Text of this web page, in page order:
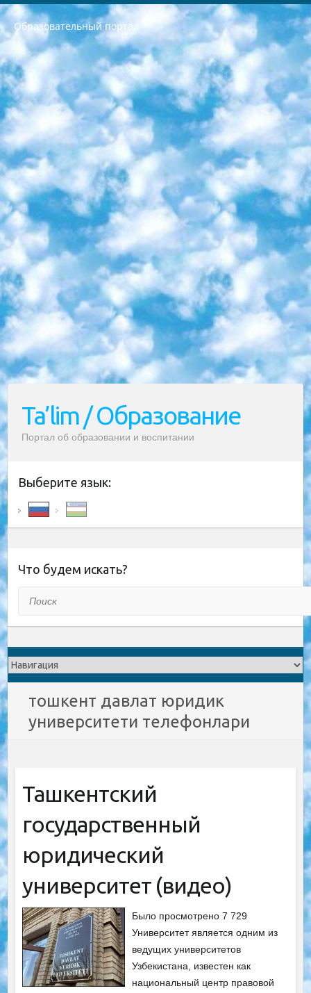
Образовательный портал
РЕСПУБЛИКА УЗБЕКИСТАН МИНИСТРЕРСТВО ДОШКОЛЬНОГО И ШКОЛЬНОГО ОБРАЗОВАНИЯ КОМАНДА в общеобразовательных учреждениях в 2023-2024 учебном году организация и проведение итоговой государственной аттестации обучающихся о Министра дошкольного и школьного образования Республики Узбекистан от 4 марта 2008 года (постановлением Минюста от 20 марта 2008 года № 1778 государственной регистрации) «Итоговое состояние учащихся общего среднего образования на основании положения об утверждении положения об аттестации общего среднего образования выпускной экзамен студентов в образовательных учреждениях в 2023-2024 учебном году В целях организации и прохождения аттестации приказываю: 1. Следующее: перечень предметов, по которым будет проводиться итоговая государственная аттестация и экзамен формы перевода согласно приложению 1; сертификаты международного образца, оценивающие уровень владения иностранными языками перечень согласно приложению 2; 2. Педагогический при специализированных образовательных учреждениях. научно-практический центр квалификации и международной оценки (Д.Давидова) 2024 г. До 25 марта: задания по предметам, по которым будет проводиться итоговая аттестация разработка и утверждение технических условий; итоговая аттестация на основании разработанного предметного задания разработка вопросов по предметам (устно и письменно), экзамен передача; общеобразовательные средние школы и специальные учебные заведения учащиеся выпускных классов школ и интернатов в агентской системе подготовка базы данных экзаменационных материалов и критериев оценки; перевод базы экзаменационных материалов на все языки обучения подать в Республиканский образовательный центр для изготовления; варианты экзаменов на основе разработанных контрольных материалов пусть будут поставлены задачи формирования. 3. Республиканский образовательный центр (Ш.Худайкулов) до 5 апреля 2024 года. до: база данных предоставленных экзаменационных материалов на все языки обучения перевод и экспертиза; для слепых, слабовидящих, глухих, слабослышащих и умственно отсталых детей учащиеся выпускных классов специализированных школ и школ-интернатов база данных экзаменационных материалов на всех преподаваемых языках подготовка критериев оценки; специализированные школы для умственно отсталых детей и технологии для учащихся выпускных классов школ-интернатов разработка соответствующих рекомендаций и критериев проведения ЕГЭ по естествознанию давать задания. 4. Педагогический при специализированных образовательных учреждениях. Научно-практический центр навыков и международной оценки (Д.Давидова), Республика образовательный центр (Худайкулов Ш.) итоговый государственный аттестационный экзамен ориентирован на творческое и логическое мышление при подготовке базы материалов учитывать введение заданий. 5. Следует отметить, что: сертификат государственного образца о знании общеобразовательного предмета и как минимум национальный уровень B1 по предметам на иностранных языках, указанным в Приложении 2. или международно признанный сертификат эквивалентного уровня студенты, изучающие определенный предмет, освобождаются от экзамена; по соответствующим предметам запланирована итоговая государственная аттестация за день до дня, путем жеребьевки Рабочей группой (в письменной форме по предметам, проводимым в форме) из числа сформированных вариантов выбрано 2 варианта; 2 выбранных варианта экзамена анонсированы на официальном сайте министерства и все выпускники по всей стране на основе этих вариантов проводит итоговую государственную аттестацию. 6. Государственное образование учащихся средних общеобразовательных учреждений. знания в соответствии с квалификационными требованиями, которые необходимо приобрести на основании стандартов итоговый (выпускной) контроль для 9 и 11 классов в целях тестирования Экзамены (далее – экзамены) состоят из предметов, перечисленных в приложении 1. будет сделано. 7. Экзамены пройдут с 26 мая по 15 июня 2024 г. (кроме науки физического воспитания). 8. Физическая для учащихся 9 классов общесредних образовательных учреждений. Экзамены по предмету «Образование, квалификация медицина» 1-6 мая 2024 года. сотрудники перевести под присмотр (с отклонениями в физическом или умственном развитии) специализированная школа для детей, школы-интернаты и со сколиозом школы-интернаты санаторного типа для больных детей исключены). 9. Он был слепым, слабовидящим и имел нарушения опорно-двигательного аппарата. экзамены в специализированных школах и интернатах для детей должны проводиться исходя из требований, предъявляемых к общеобразовательным учреждениям (физкультура кроме науки). 10. Специализированная школа для глухих и слабослышащих детей. и экзамены в интернатах и быть реализован в виде письменного теста по математике. 11. Специальность для умственно отсталых детей. Для 9 класса Родной язык и литературное письмо Государственный язык (язык обучения – узбекский). для неклассов) написано Математическое письмо Письменная/устная история Узбекистана Физическое воспитание практично Итоговый контроль Для 11 класса Написание родного языка и литературы (эссе) Математическое письмо Узбекский язык (обучение на узбекском языке) не посещающее общее среднее образование для учреждений)/Образовательное учреждение выбор письменный и устный Иностранный язык письменный/устный Письменная/устная история Узбекистана *По выбору студента:  Химия  Физика  Основы государственного права  География 10 бесплатных образовательных ресурсов - Мы составили подборку онлайн-проектов с интерактивными упражнениями, видеолекциями и статьями. Они помогут вам обрести новые и освежить старые знания бесплатно. 1. «ИНТУИТ» Старейшая образовательная площадка Рунета. Здесь вы найдёте сотни текстовых и видеокурсов на десятки различных тем — от программирования до психологии. Многие курсы подготовлены российскими университетами и крупными международными компаниями вроде Intel и Microsoft. Самостоятельное обучение бесплатное, но желающие могут оплатить услуги персональных наставников. 2. «Смартия» знакомит с актуальными профессиями и подсказывает, как им обучаться. Выбрав заинтересовавшую вас специальность — SMM-специалист, фотограф, веб-дизайнер или другую, — увидите список необходимых для неё умений. Чтобы вы могли освоить их самостоятельно, для каждого умения площадка отображает подборку ссылок на учебные материалы. Хотя «Смартия» ориентируется на русскоязычную аудиторию, часть контента всё же доступна только на английском. 3. «Лекторий Физтеха» Проект Московского физико-технического института (Физтеха). С его помощью вы можете смотреть онлайн серии лекций, записанные на видео в этом вузе. В числе доступных предметов — физика, биология, химия, информационные технологии и другие. К некоторым лекциям администрация ресурса прилагает готовые конспекты, которые можно скачивать в PDF-формате. 4. ITMOcourses Онлайн-площадка Санкт-Петербургского национального исследовательского университета информационных технологий, механики и оптики (ИТМО). Ресурс предоставляет свободный доступ к курсам, разработанным в этом вузе. Каталог материалов разбит на четыре категории: «Оптические системы и технологии», «Приборостроение и робототехника», «Информационные технологии» и «Биотехнологии». Курсы состоят из видеолекций, интерактивных демонстраций и заданий. 5. «КиберЛенинка» Электронная научная библиотека открытого доступа. Каталог площадки регулярно обрастает текстами статей из различных научных изданий. Сгруппированные по журналам и рубрикам публикации можно читать онлайн или скачивать целиком в PDF-формате. Проект нацелен на популяризацию науки за счёт открытого доступа к качественной информации. 6. «ПостНаука» На этом ресурсе публикуют подборки видеолекций, составленные экспертами из разных отраслей и объединённые общими темами. Среди них, к примеру, есть серии «Биоинформатика и геномика», «Культура средневековой Скандинавии» и Cinema Studies о теории кино. Каждая подборка лекций — логически связанная история, рассказанная экспертом от первого лица. Кроме того, на сайте появляются научно-образовательные статьи и тесты на разные темы. 7. «Newочём» Команда проекта «Newочём» отбирает самые интересные тексты из англоязычных СМИ и переводит те из них, за которые голосуют участники сообщества «ВКонтакте». По большей части это научно-популярные статьи. Редакторы придумывают лишь заголовки, в остальном содержание переводов соответствует оригиналам. Полные тексты можно читать прямо в социальной сети. 8. InternetUrok Онлайн-база материалов по основным дисциплинам школьной программы. Информация на сайте структурирована по классам, предметам и темам (урокам). Каждый урок состоит из видеолекций и конспектов. Есть также интерактивные тренажёры и тесты для закрепления пройденного материала. Даже если вы давно окончили школу, возможность повторить программу старших классов всегда может пригодиться. 9. Edutainme Ещё один ресурс об образовании. В отличие от Newtonew, как мне кажется, Edutainme больше ориентируется на представителей индустрии: педагогов, предпринимателей, разработчиков образовательных проектов. Но и любой, кто просто стремится к саморазвитию, найдёт на сайте много полезного и интересного для себя. Например, информацию о новых курсах и образовательных сервисах. 10. Newtonew Онлайн-медиа об образовании и обучении в широком смысле. Авторы Newtonew пишут об инструментах, заведениях, тактиках и стратегиях, которые помогают учить других и получать новые знания самостоятельно. На этой площадке вы найдёте новости, обзоры, аналитические мат
Ta’lim / Образование
Портал об образовании и воспитании
Выберите язык:
Что будем искать?
тошкент давлат юридик
университети телефонлари
Ташкентский
государственный
юридический
университет (видео)
Было просмотрено 7 729
Университет является одним из
ведущих университетов
Узбекистана, известен как
национальный центр правовой